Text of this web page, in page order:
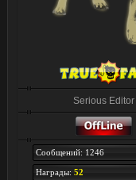
Serious Editor
Сообщений: 1246
Награды: 52